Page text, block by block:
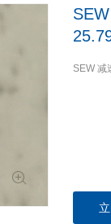
SEW 减